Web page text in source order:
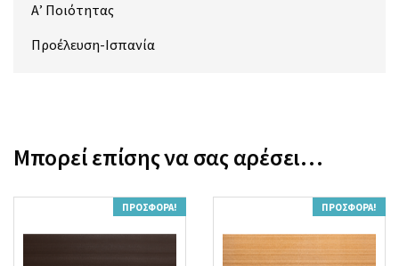
Α’ Ποιότητας
Προέλευση-Ισπανία
Μπορεί επίσης να σας αρέσει…
ΠΡΟΣΦΟΡΆ! ΠΡΟΣΦΟΡΆ!